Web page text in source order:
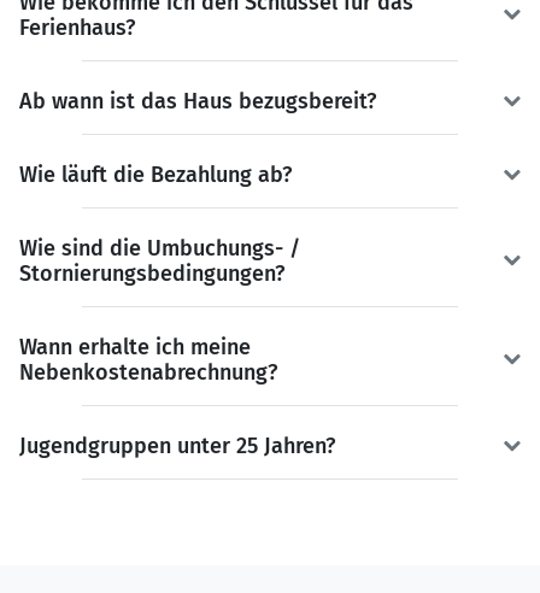
Ferienhaus?
Ab wann ist das Haus bezugsbereit?
Wie läuft die Bezahlung ab?
Wie sind die Umbuchungs- /
Stornierungsbedingungen?
Wann erhalte ich meine
Nebenkostenabrechnung?
Jugendgruppen unter 25 Jahren?